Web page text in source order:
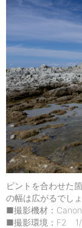
ピントを合わせた
の幅は広がるでし
■撮影機材：
■撮影環境：F2